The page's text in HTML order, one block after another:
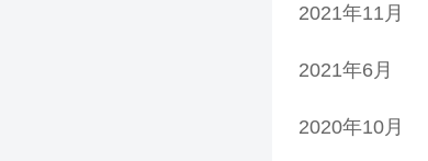
2021年11月
2021年6月
2020年10月